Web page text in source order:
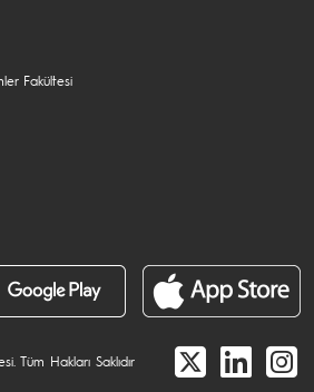
Fakültesi
Tüm Hakları Saklıdır